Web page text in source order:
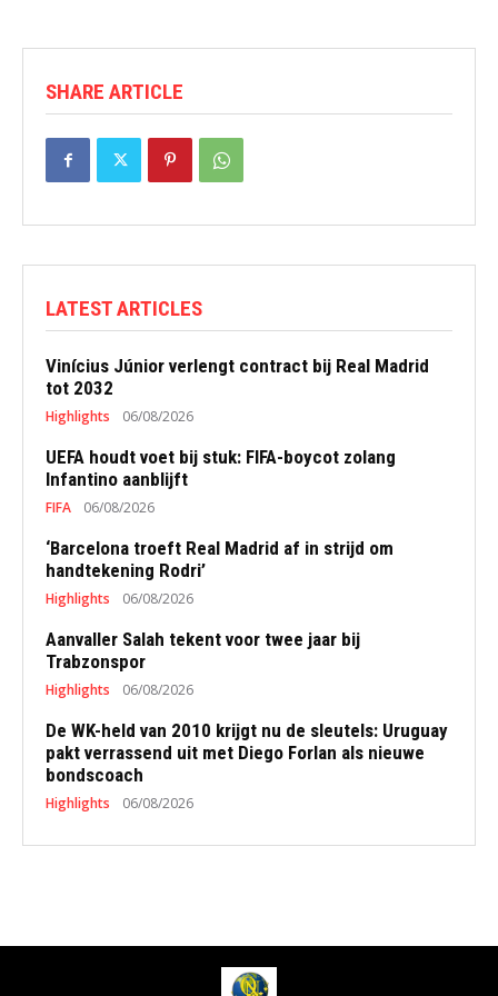
SHARE ARTICLE
LATEST ARTICLES
Vinícius Júnior verlengt contract bij Real Madrid
tot 2032
Highlights 06/08/2026
UEFA houdt voet bij stuk: FIFA-boycot zolang
Infantino aanblijft
FIFA 06/08/2026
‘Barcelona troeft Real Madrid af in strijd om
handtekening Rodri’
Highlights 06/08/2026
Aanvaller Salah tekent voor twee jaar bij
Trabzonspor
Highlights 06/08/2026
De WK-held van 2010 krijgt nu de sleutels: Uruguay
pakt verrassend uit met Diego Forlan als nieuwe
bondscoach
Highlights 06/08/2026